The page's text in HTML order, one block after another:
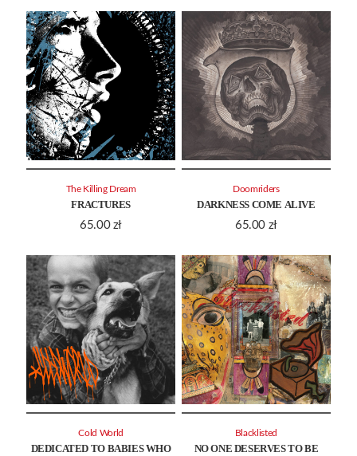
FRACTURES
65.00 zł
The Killing Dream
DARKNESS COME ALIVE
65.00 zł
Doomriders
DEDICATED TO BABIES WHO
Cold World
NO ONE DESERVES TO BE
Blacklisted